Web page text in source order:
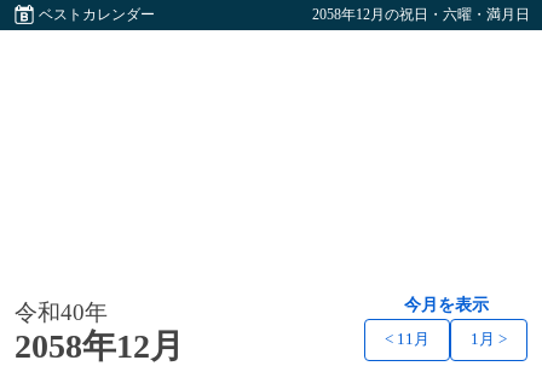
ベストカレンダー 2058年12月の祝日・六曜・満月日
令和40年
2058年12月
今月を表示
< 11月 1月 >